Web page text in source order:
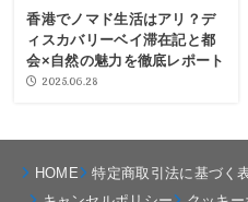
香港でノマド生活はアリ？デ
ィスカバリーベイ滞在記と都
会×自然の魅力を徹底レポート
2025.06.28
HOME 特定商取引法に基づく